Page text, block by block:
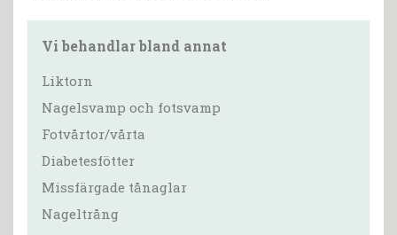
Vi behandlar bland annat
Liktorn
Nagelsvamp och fotsvamp
Fotvårtor/vårta
Diabetesfötter
Missfärgade tånaglar
Nageltrång